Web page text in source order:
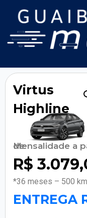
Virtus
Highline
Mensalidade a partir de
R$
*36 meses – 500 km
ENTREGA